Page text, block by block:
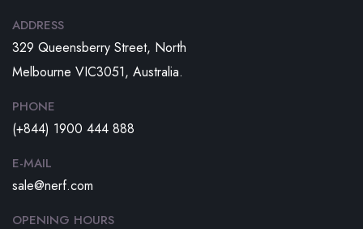
ADDRESS
329 Queensberry Street, North
Melbourne VIC3051, Australia.
PHONE
(+844) 1900 444 888
E-MAIL
sale@nerf.com
OPENING HOURS